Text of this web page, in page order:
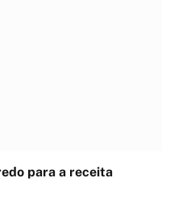
para a receita